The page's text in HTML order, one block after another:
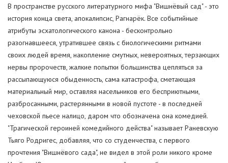
В пространстве русского литературного мифа "Вишнёвый сад" - это
история конца света, апокалипсис, Рагнарёк. Все событийные
атрибуты эсхатологического канона - бесконтрольно
разогнавшееся, утратившее связь с биологическими ритмами
своих людей время, накопление смутных, невероятных, терзающих
нервы пророчеств, жалкие попытки большинства цепляться за
рассыпающуюся обыденность, сама катастрофа, сметающая
материальный мир, оставляя насельников его бесприютными,
разбросанными, растерянными в новой пустоте - в последней
чеховской пьесе налицо, даром что обозначена она комедией.
"Трагической героиней комедийного действа" называет Раневскую
Тьяго Родригес, добавляя, что со студенчества, с первого
прочтения "Вишнёвого сада", не видел в этой роли никого кроме